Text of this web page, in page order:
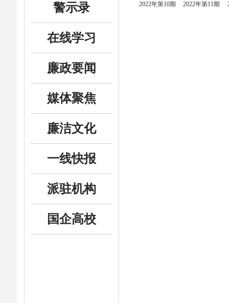
警示录
在线学习
廉政要闻
媒体聚焦
廉洁文化
一线快报
派驻机构
国企高校
2022年第10期 2022年第11期